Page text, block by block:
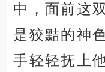
中，面前这
是狡黠的神
手轻轻抚上